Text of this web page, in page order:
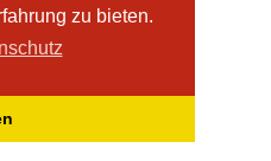
zu bieten.